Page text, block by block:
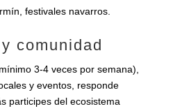
festivales navarros.
comunidad
3‑4 veces por semana),
y eventos, responde
participes del ecosistema